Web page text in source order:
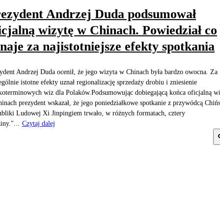
Andrzej Duda podsumował
wizytę w Chinach. Powiedział co
za najistotniejsze efekty spotkania
Andrzej Duda ocenił, że jego wizyta w Chinach była bardzo owocna. Za
istotne efekty uznał regionalizację sprzedaży drobiu i zniesienie
wiz dla Polaków.Podsumowując dobiegającą końca oficjalną
prezydent wskazał, że jego poniedziałkowe spotkanie z przywódcą
Ludowej Xi Jinpingiem trwało, w różnych formatach, cztery
Czytaj dalej